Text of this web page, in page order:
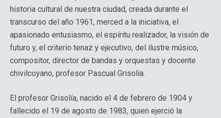
historia cultural de nuestra ciudad, creada durante el
transcurso del año 1961, merced a la iniciativa, el
apasionado entusiasmo, el espíritu realizador, la visión de
futuro y, el criterio tenaz y ejecutivo, del ilustre músico,
compositor, director de bandas y orquestas y docente
chivilcoyano, profesor Pascual Grisolía.
El profesor Grisolía, nacido el 4 de febrero de 1904 y
fallecido el 19 de agosto de 1983, quien ejerció la